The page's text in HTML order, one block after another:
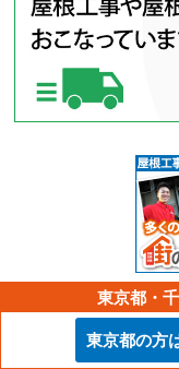
東京都・
東京都の方